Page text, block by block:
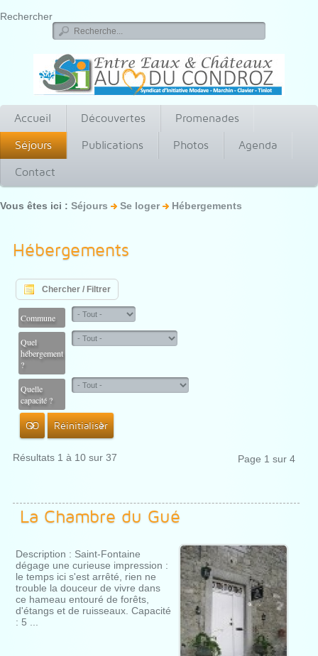
Rechercher
Accueil Découvertes
Promenades
Séjours
Publications Photos
Agenda
Contact
Vous êtes ici : Séjours Se loger Hébergements
Hébergements
Chercher / Filtrer
Commune
Quel
hébergement
?
Quelle
capacité ?
GO Réinitialiser
Résultats 1 à 10 sur 37 Page 1 sur 4
La Chambre du Gué
Description : Saint-Fontaine
dégage une curieuse impression :
le temps ici s'est arrêté, rien ne
trouble la douceur de vivre dans
ce hameau entouré de forêts,
d'étangs et de ruisseaux. Capacité
: 5 ...